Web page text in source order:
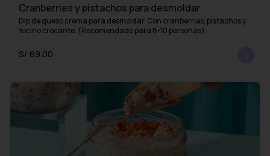
Cranberries y pistachos para desmoldar
Dip de queso crema para desmoldar. Con cranberries, pistachos y
tocino crocante. (Recomendado para 8-10 personas)
S/ 69.00